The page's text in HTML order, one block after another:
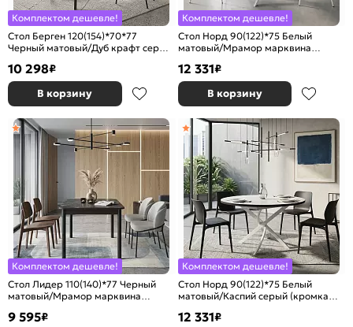
Комплектом дешевле!
Стол Берген 120(154)*70*77
Черный матовый/Дуб крафт серый
10 298₽
В корзину
Комплектом дешевле!
Стол Норд 90(122)*75 Белый
матовый/Мрамор марквина
12 331₽
В корзину
Комплектом дешевле!
Стол Лидер 110(140)*77 Черный
матовый/Мрамор марквина
9 595₽
Комплектом дешевле!
Стол Норд 90(122)*75 Белый
матовый/Каспий серый (кромка
12 331₽